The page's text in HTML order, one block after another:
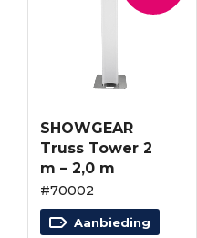
SHOWGEAR
Truss Tower 2
m – 2,0 m
#70002
Aanbieding